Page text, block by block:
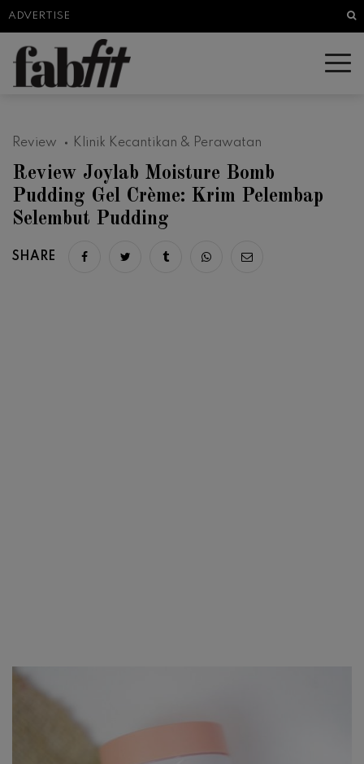
ADVERTISE
Review Klinik Kecantikan & Perawatan
Review Joylab Moisture Bomb
Pudding Gel Crème: Krim Pelembap
Selembut Pudding
SHARE Share on facebook
Share on twitter
Share on tumblr
Share via whatsapp
Share via email